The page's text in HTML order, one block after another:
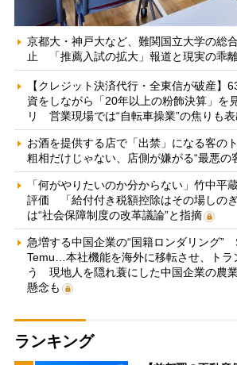
京都大・神戸大など、難関国立大学の総
止 「推薦入試の拡大」報道と現実の乖
【クレジット決済代行・全東信が破産】
資をしながら「20年以上の粉飾決算」を
リ 営業現場では“自転車操業”の焦りも
お酒を提供する店で「出禁」になる客
粗相だけじゃない、店側が嫌がる“最悪の
「何がやりたいのか分からない」竹中平
評価 「給付付き税額控除はその場しの
は“社会保障制度の改革議論”と指摘
急増する中国企業の“国籍ロンダリング”
Temu…本社機能を海外に移転させ、トラ
う 現地人を隠れ蓑にした中国企業の農
懸念も
ランキング